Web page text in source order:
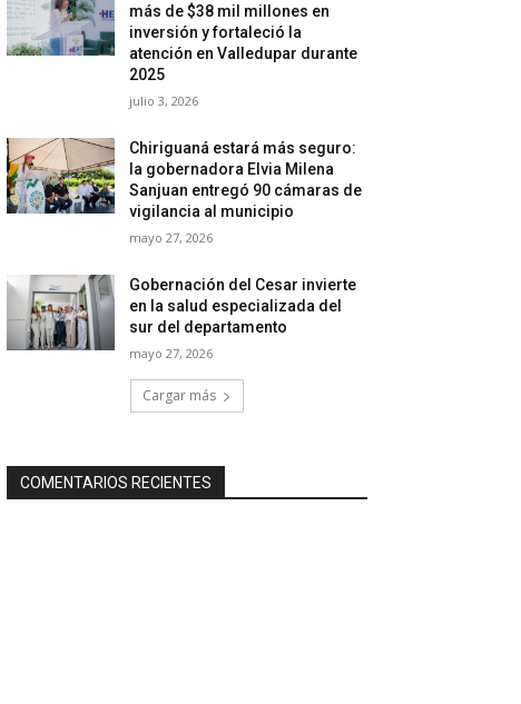
más de $38 mil millones en
inversión y fortaleció la
atención en Valledupar durante
2025
julio 3, 2026
Chiriguaná estará más seguro:
la gobernadora Elvia Milena
Sanjuan entregó 90 cámaras de
vigilancia al municipio
mayo 27, 2026
Gobernación del Cesar invierte
en la salud especializada del
sur del departamento
mayo 27, 2026
Cargar más
COMENTARIOS RECIENTES